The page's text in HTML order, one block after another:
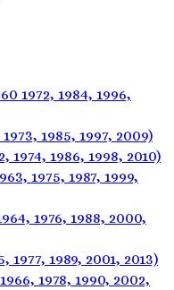
1972, 1984, 1996,
1973, 1985, 1997, 2009)
1974, 1986, 1998, 2010)
1975, 1987, 1999,
1976, 1988, 2000,
1977, 1989, 2001, 2013)
1978, 1990, 2002,